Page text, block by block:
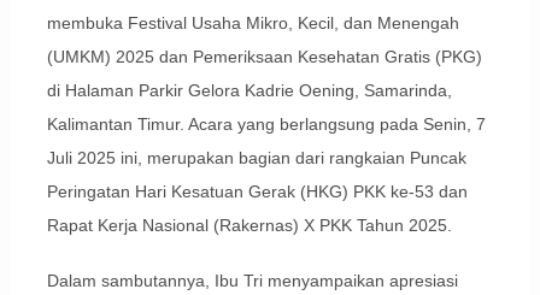
membuka Festival Usaha Mikro, Kecil, dan Menengah
(UMKM) 2025 dan Pemeriksaan Kesehatan Gratis (PKG)
di Halaman Parkir Gelora Kadrie Oening, Samarinda,
Kalimantan Timur. Acara yang berlangsung pada Senin, 7
Juli 2025 ini, merupakan bagian dari rangkaian Puncak
Peringatan Hari Kesatuan Gerak (HKG) PKK ke-53 dan
Rapat Kerja Nasional (Rakernas) X PKK Tahun 2025.
Dalam sambutannya, Ibu Tri menyampaikan apresiasi